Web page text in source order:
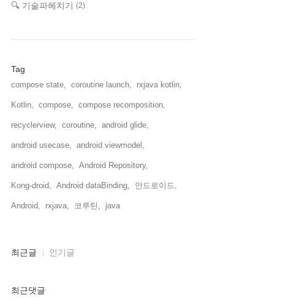
🔍 기술파헤치기 (2)
Tag
compose state, coroutine launch, rxjava kotlin,
Kotlin, compose, compose recomposition,
recyclerview, coroutine, android glide,
android usecase, android viewmodel,
android compose, Android Repository,
Kong-droid, Android dataBinding, 안드로이드,
Android, rxjava, 코루틴, java,
최
인
최근글 인기글
최근댓글